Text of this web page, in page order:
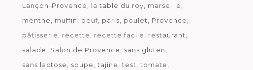
Lançon-Provence
la table du roy
marseille
menthe
muffin oeuf paris poulet
Provence
pâtisserie
recette recette facile
restaurant
salade
Salon de Provence
sans gluten
sans lactose
soupe tajine test
tomate